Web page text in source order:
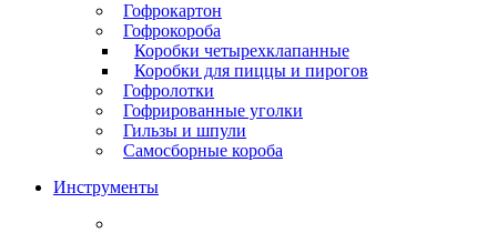
Гофрокартон
Гофрокороба
Коробки четырехклапанные
Коробки для пиццы и пирогов
Гофролотки
Гофрированные уголки
Гильзы и шпули
Самосборные короба
Инструменты